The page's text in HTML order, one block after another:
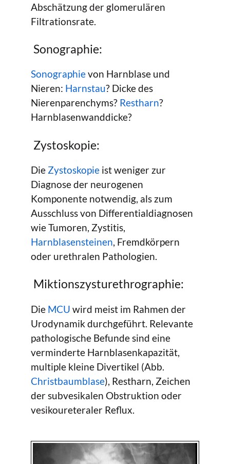
Abschätzung der glomerulären
Filtrationsrate.
Sonographie:
Sonographievon Harnblase und
Nieren: Harnstau? Dicke des
Nierenparenchyms? Restharn?
Harnblasenwanddicke?
Zystoskopie:
Die Zystoskopie ist weniger zur
Diagnose der neurogenen
Komponente notwendig, als zum
Ausschluss von Differentialdiagnosen
wie Tumoren, Zystitis,
Harnblasensteinen, Fremdkörpern
oder urethralen Pathologien.
Miktionszysturethrographie:
Die MCU wird meist im Rahmen der
Urodynamik durchgeführt. Relevante
pathologische Befunde sind eine
verminderte Harnblasenkapazität,
multiple kleine Divertikel (Abb.
Christbaumblase), Restharn, Zeichen
der subvesikalen Obstruktion oder
vesikoureteraler Reflux.